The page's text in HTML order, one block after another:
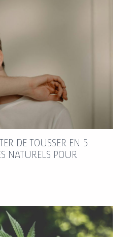
DE TOUSSER EN 5
NATURELS POUR